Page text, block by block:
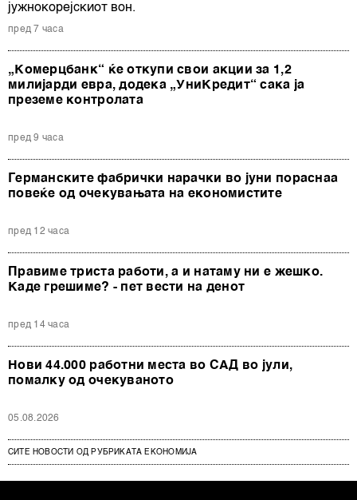
јужнокорејскиот вон.
пред 7 часа
„Комерцбанк“ ќе откупи свои акции за 1,2
милијарди евра, додека „УниКредит“ сака ја
преземе контролата
пред 9 часа
Германските фабрички нарачки во јуни пораснаа
повеќе од очекувањата на економистите
пред 12 часа
Правиме триста работи, а и натаму ни е жешко.
Каде грешиме? - пет вести на денот
пред 14 часа
Нови 44.000 работни места во САД во јули,
помалку од очекуваното
05.08.2026
СИТЕ НОВОСТИ ОД РУБРИКАТА ЕКОНОМИЈА